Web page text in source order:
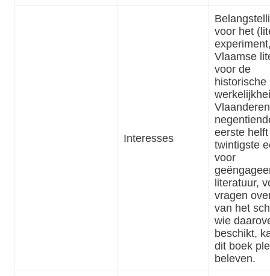
Interesses
voor het
Vlaamse
voor de
historische
eerste
twintigste
voor
literatuur,
vragen
van het
wie
beschikt,
dit boek
beleven.